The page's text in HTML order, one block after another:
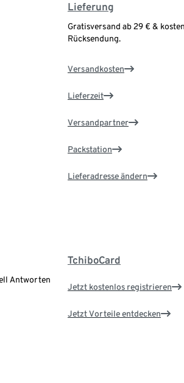
Lieferung
Gratisversand ab 29 € &
Rücksendung.
Versandkosten
Lieferzeit
Versandpartner
Packstation
Lieferadresse ändern
Antworten
TchiboCard
Jetzt kostenlos registrieren
Jetzt Vorteile entdecken